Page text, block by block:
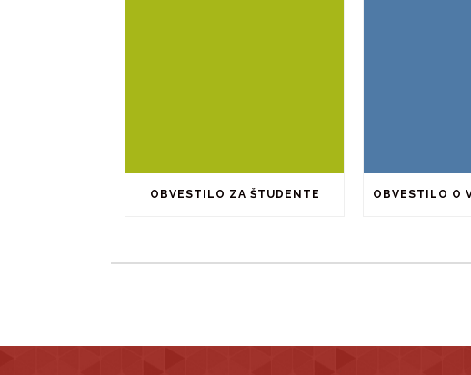
OBVESTILO ZA ŠTUDENTE